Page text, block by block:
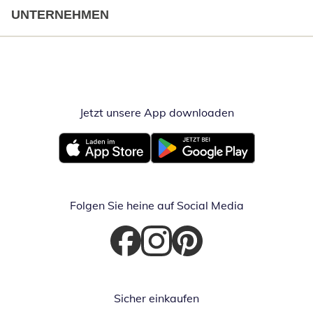
UNTERNEHMEN
Jetzt unsere App downloadenÖffnet in
Öffnet in neuem FensterÖffnet in neuem Fenster
Folgen Sie heine auf Social Media
Öffnet in neuem Fenster
Öffnet in neuem Fenster
Öffnet in neuem Fenster
Sicher einkaufen